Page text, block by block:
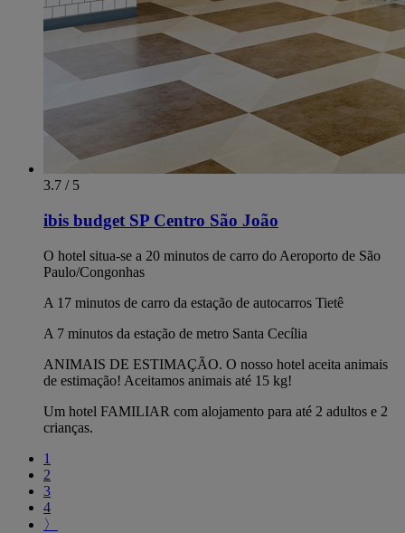
3.7 / 5
ibis budget SP Centro São João
O hotel situa-se a 20 minutos de carro do Aeroporto de São
Paulo/Congonhas
A 17 minutos de carro da estação de autocarros Tietê
A 7 minutos da estação de metro Santa Cecília
ANIMAIS DE ESTIMAÇÃO. O nosso hotel aceita animais
de estimação! Aceitamos animais até 15 kg!
Um hotel FAMILIAR com alojamento para até 2 adultos e 2
crianças.
1
2
3
4
〉